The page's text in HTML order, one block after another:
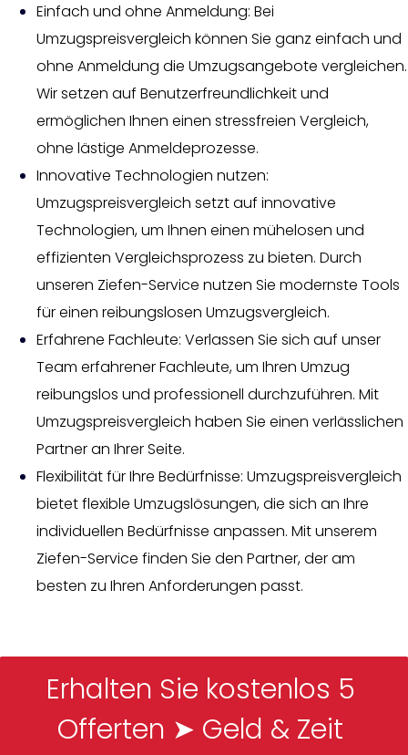
Einfach und ohne Anmeldung: Bei
Umzugspreisvergleich können Sie ganz einfach und
ohne Anmeldung die Umzugsangebote vergleichen.
Wir setzen auf Benutzerfreundlichkeit und
ermöglichen Ihnen einen stressfreien Vergleich,
ohne lästige Anmeldeprozesse.
Innovative Technologien nutzen:
Umzugspreisvergleich setzt auf innovative
Technologien, um Ihnen einen mühelosen und
effizienten Vergleichsprozess zu bieten. Durch
unseren Ziefen-Service nutzen Sie modernste Tools
für einen reibungslosen Umzugsvergleich.
Erfahrene Fachleute: Verlassen Sie sich auf unser
Team erfahrener Fachleute, um Ihren Umzug
reibungslos und professionell durchzuführen. Mit
Umzugspreisvergleich haben Sie einen verlässlichen
Partner an Ihrer Seite.
Flexibilität für Ihre Bedürfnisse: Umzugspreisvergleich
bietet flexible Umzugslösungen, die sich an Ihre
individuellen Bedürfnisse anpassen. Mit unserem
Ziefen-Service finden Sie den Partner, der am
besten zu Ihren Anforderungen passt.
Erhalten Sie kostenlos 5
Offerten ➤ Geld & Zeit